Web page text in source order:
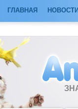
ГЛАВНАЯ НОВОСТИ